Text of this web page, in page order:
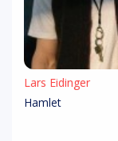
Lars Eidinger
Hamlet